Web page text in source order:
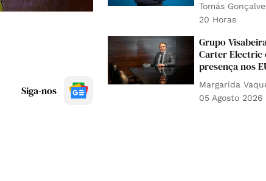
Siga-nos
Tomás
20 Horas
Grupo
Carter Electric
presença nos
Margarida
05 Agosto 2026